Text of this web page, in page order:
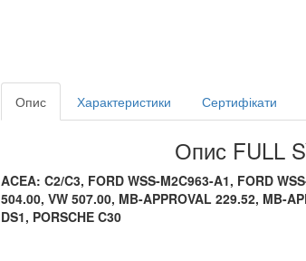
Опис
Характеристики Сертифікати
Опис FULL
ACEA: C2/C3, FORD WSS-M2C963-A1, FORD
504.00, VW 507.00, MB-APPROVAL 229.52, MB-
DS1, PORSCHE C30